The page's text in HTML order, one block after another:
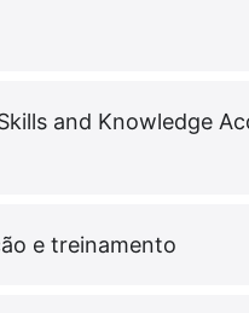
and Knowledge
e treinamento